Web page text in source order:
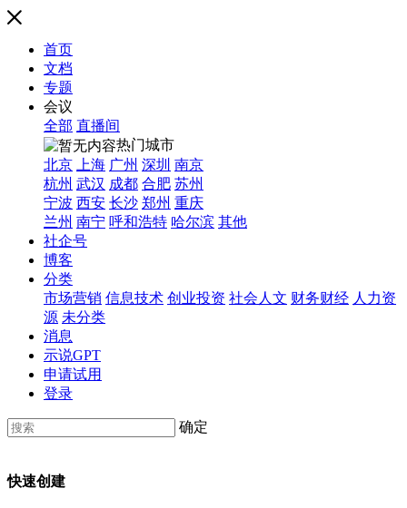
首页
文档
专题
会议
全部 直播间
热门城市
北京
上海 广州 深圳 南京
杭州 武汉 成都 合肥 苏州
宁波 西安 长沙 郑州 重庆
兰州 南宁 呼和浩特 哈尔滨 其他
社企号
博客
分类
市场营销 信息技术 创业投资 社会人文 财务财经 人力资
源 未分类
消息
示说GPT
申请试用
登录
确定
快速创建